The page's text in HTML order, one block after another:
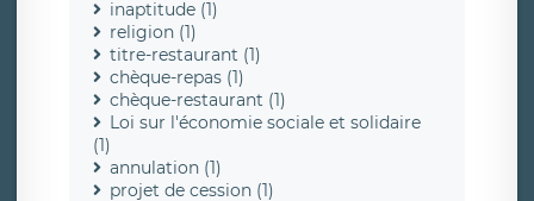
inaptitude (1)
religion (1)
titre-restaurant (1)
chèque-repas (1)
chèque-restaurant (1)
Loi sur l'économie sociale et solidaire
(1)
annulation (1)
projet de cession (1)